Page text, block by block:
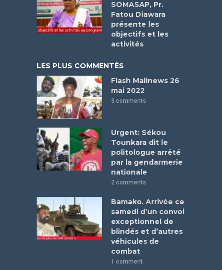
SOMASAP, Pr.
Fatou Diawara
présente les
objectifs et les
activités
LES PLUS COMMENTÉS
Flash Malinews 26
mai 2022
3 comments
Urgent: Sékou
Tounkara dit le
politologue arrêté
par la gendarmerie
nationale
2 comments
Bamako. Arrivée ce
samedi d’un convoi
exceptionnel de
blindés et d’autres
véhicules de
combat
1 comment